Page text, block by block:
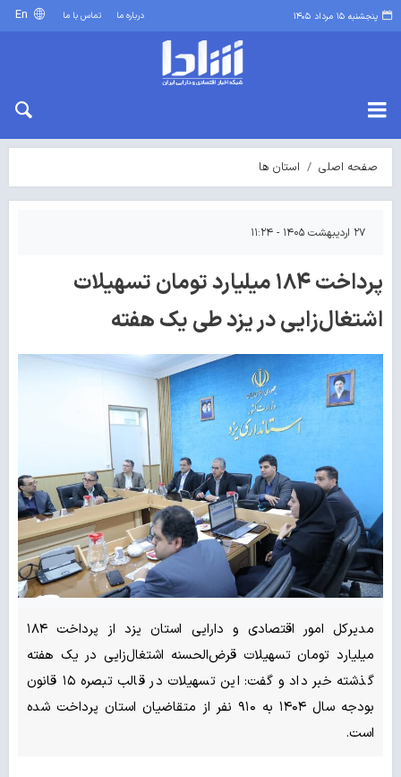
پنجشنبه ۱۵ مرداد ۱۴۰۵ درباره ما تماس با ما
صفحه اصلی استان ها
۲۷ اردیبهشت ۱۴۰۵ - ۱۱:۲۴
پرداخت ۱۸۴ میلیارد تومان تسهیلات
اشتغال‌زایی در یزد طی یک هفته
مدیرکل امور اقتصادی و دارایی استان یزد از پرداخت ۱۸۴
میلیارد تومان تسهیلات قرض‌الحسنه اشتغال‌زایی در یک هفته
گذشته خبر داد و گفت: این تسهیلات در قالب تبصره ۱۵ قانون
بودجه سال ۱۴۰۴ به ۹۱۰ نفر از متقاضیان استان پرداخت شده
است.